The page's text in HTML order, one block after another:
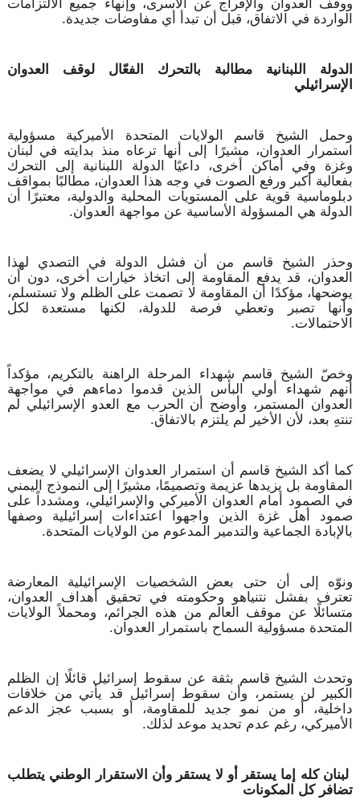
ووقف العدوان والإفراج عن الأسرى، وإنهاء جميع الالتزامات
الواردة في الاتفاق، قبل أن تبدأ أي مفاوضات جديدة.
الدولة اللبنانية مطالبة بالتحرك الفعّال لوقف العدوان
الإسرائيلي
وحمل الشيخ قاسم الولايات المتحدة الأميركية مسؤولية
استمرار العدوان، مشيرًا إلى أنها ترعاه منذ بدايته في لبنان
وغزة وفي أماكن أخرى، داعيًا الدولة اللبنانية إلى التحرك
بفعالية أكبر ورفع الصوت في وجه هذا العدوان، مطالبًا بمواقف
دبلوماسية قوية على المستويات المحلية والدولية، معتبرًا أن
الدولة هي المسؤولة الأساسية عن مواجهة العدوان.
وحذر الشيخ قاسم من أن فشل الدولة في التصدي لهذا
العدوان، قد يدفع المقاومة إلى اتخاذ خيارات أخرى، دون أن
يوضحها، مؤكدًا أن المقاومة لا تصمت على الظلم ولا تستسلم،
وأنها تصبر وتعطي فرصة للدولة، لكنها مستعدة لكل
الاحتمالات.
وخصّ الشيخ قاسم شهداء المرحلة الراهنة بالتكريم، مؤكداً
أنهم شهداء أولي البأس الذين قدموا دماءهم في مواجهة
العدوان المستمر، وأوضح أن الحرب مع العدو الإسرائيلي لم
تنتهِ بعد، لأن الأخير لم يلتزم بالاتفاق.
كما أكد الشيخ قاسم أن استمرار العدوان الإسرائيلي لا يضعف
المقاومة بل يزيدها عزيمة وتصميمًا، مشيرًا إلى النموذج اليمني
في الصمود أمام العدوان الأميركي والإسرائيلي، ومشدداً على
صمود أهل غزة الذين واجهوا اعتداءات إسرائيلية وصفها
بالإبادة الجماعية والتدمير المدعوم من الولايات المتحدة.
ونوّه إلى أن حتى بعض الشخصيات الإسرائيلية المعارضة
تعترف بفشل نتنياهو وحكومته في تحقيق أهداف العدوان،
متسائلًا عن موقف العالم من هذه الجرائم، ومحملاً الولايات
المتحدة مسؤولية السماح باستمرار العدوان.
وتحدث الشيخ قاسم بثقة عن سقوط إسرائيل قائلًا إن الظلم
الكبير لن يستمر، وأن سقوط إسرائيل قد يأتي من خلافات
داخلية، أو من نمو جديد للمقاومة، أو بسبب عجز الدعم
الأميركي، رغم عدم تحديد موعد لذلك.
لبنان كله إما يستقر أو لا يستقر وأن الاستقرار الوطني يتطلب
تضافر كل المكونات